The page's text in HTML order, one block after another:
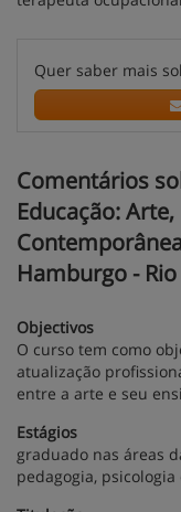
Quer saber mais
Comentários
Educação:
Hamburgo -
Objectivos
O curso tem como
atualização
entre a arte e seu
Estágios
graduado nas áreas
pedagogia,